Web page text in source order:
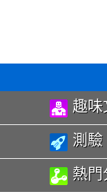
趣味
測驗
熱門